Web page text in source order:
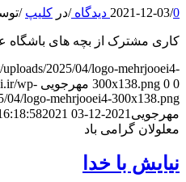
2021-12-03/0 دیدگاه /در کلیپ /
کاری مشترک از بچه های باشگاه
2025/04/logo-mehrjooei4-
300x138.png 0 0 مهرجویی wp-
04/logo-mehrjooei4-300x138.png
مهرجویی 2021-12-03 16:18:58
2021-12-03 16:20:42
معلولان گرامی باد
نیایش با خدا